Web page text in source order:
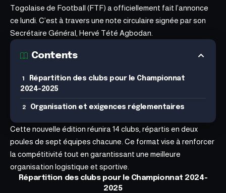
Togolaise de Football (FTF) a officiellement fait l’annonce
ce lundi. C’est à travers une note circulaire signée par son
Secrétaire Général, Hervé Tété Agbodan.
Contents
Répartition des clubs pour le Championnat
2024-2025
Organisation et exigences réglementaires
Cette nouvelle édition réunira 14 clubs, répartis en deux
poules de sept équipes chacune. Ce format vise à renforcer
la compétitivité tout en garantissant une meilleure
organisation logistique et sportive.
Répartition des clubs pour le Championnat 2024-
2025